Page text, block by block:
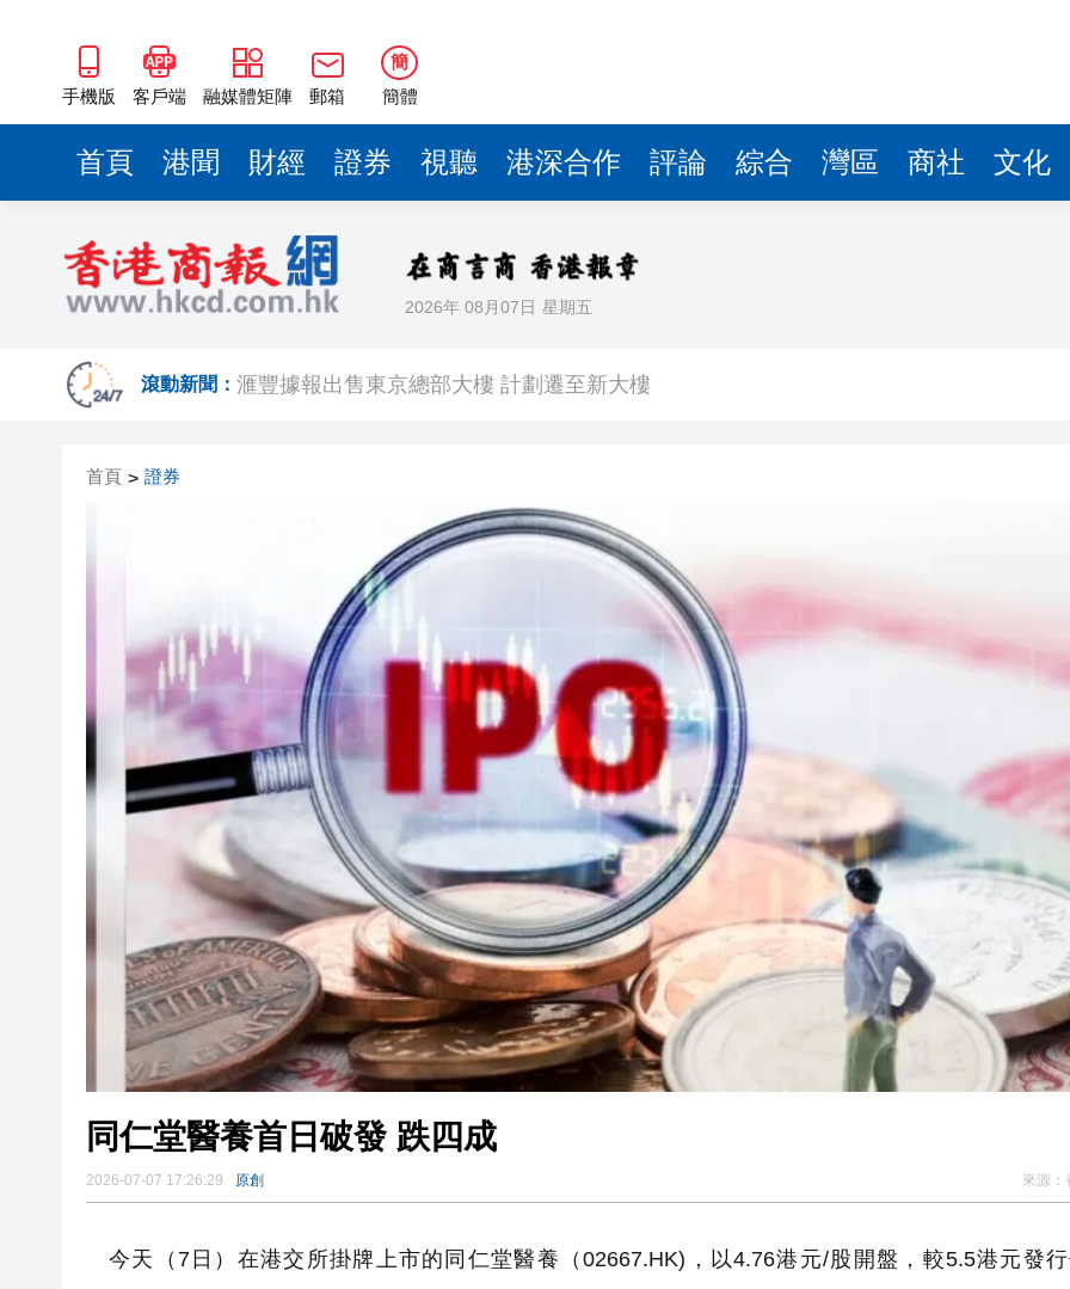
手機版 客戶端 融媒體矩陣 郵箱
簡
簡體
首頁 港聞 財經 證券 視聽 港深合作 評論 綜合 灣區 商社 文化
2026年 08月07日 星期五
滾動新聞：
美國總統特朗普稱繼續支持防長赫格塞思
利雅得航空與中國航信簽署合作協議加強互聯互通
光伏硅料八巨頭簽署倡議：不得低於成本價銷售
紫金礦業：旗下相關銅礦不屬於剛果（金）禁止出口的產品 股價漲近2%
谷歌母公司發債籌250億美元 獲逾4倍認購
警方觀塘一單位檢值12萬元毒品 拘捕15男女
首頁 > 證券
同仁堂醫養首日破發 跌四成
2026-07-07 17:26:29 原創 來源：
今天（7日）在港交所掛牌上市的同仁堂醫養（02667.HK)，以4.76港元/股開盤，較5.5港元發